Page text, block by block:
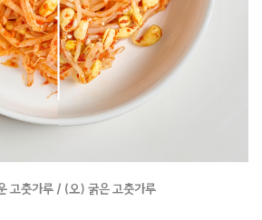
고춧가루 / (오) 굵은 고춧가루